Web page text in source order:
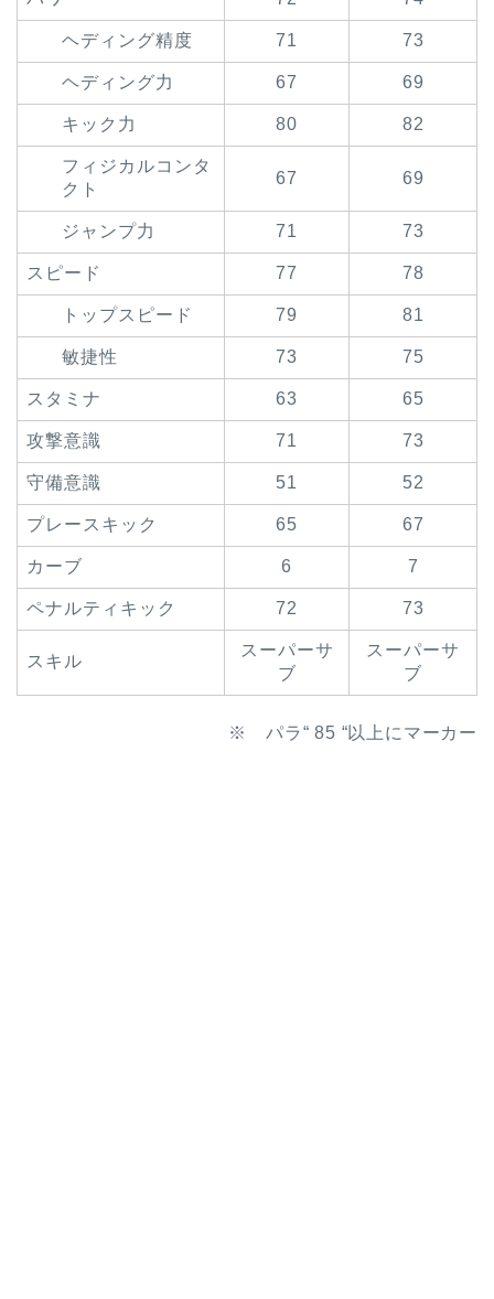
ヘディング精度 71 73
ヘディング力 67 69
キック力 80 82
フィジカルコンタ
クト
67 69
ジャンプ力 71 73
スピード 77 78
トップスピード 79 81
敏捷性 73 75
スタミナ 63 65
攻撃意識 71 73
守備意識 51 52
プレースキック 65 67
カーブ 6 7
ペナルティキック 72 73
スキル
スーパーサ
ブ
スーパーサ
ブ
※ パラ“ 85 “以上にマーカー